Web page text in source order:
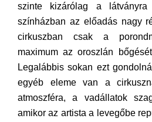
szinte kizárólag a
színházban az előadás nagy
cirkuszban csak a
maximum az oroszlán
Legalábbis sokan ezt
egyéb eleme van a
atmoszféra, a vadállatok
amikor az artista a levegőbe